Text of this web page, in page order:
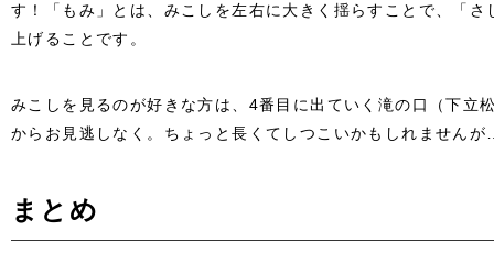
す！「もみ」とは、みこしを左右に大きく揺らすことで、「
上げることです。
みこしを見るのが好きな方は、4番目に出ていく滝の口（下立
からお見逃しなく。ちょっと長くてしつこいかもしれません
まとめ